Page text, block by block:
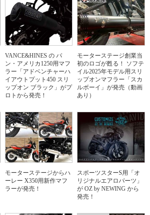
VANCE&HINES の パ
ン・アメリカ1250用マフ
ラー「アドベンチャーハ
イアウトプット450 スリ
ップオン ブラック」がプ
ロトから発売！
モーターステージ創業当
初のロゴが甦る！ ソフテ
イル2025年モデル用スリ
ップオンマフラー「スカ
ルボーイ」が発売（動画
あり）
モーターステージからハ
ーレー X350用新作マフ
ラーが発売！
スポーツスターS用「オ
リジナルエアロパーツ」
が OZ by NEWING から
発売！